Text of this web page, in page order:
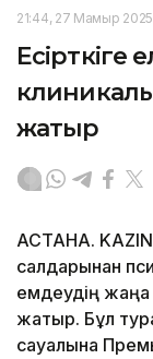
21:44, 27 Мамыр 2025
Есірткіге
жатыр
АСТАНА.
салдарынан
емдеудің жаңа
жатыр. Бұл
сауалына